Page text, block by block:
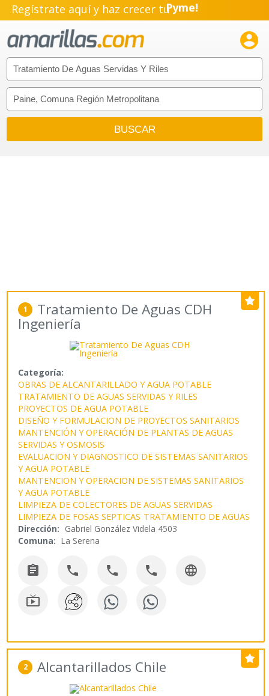
Regístrate aquí y haz crecer tuPyme!
Emprendimiento!

1 Tratamiento De Aguas CDH
Ingeniería
Categoría:
OBRAS DE ALCANTARILLADO Y AGUA POTABLE
TRATAMIENTO DE AGUAS SERVIDAS Y RILES
PROYECTOS DE AGUA POTABLE
DISEÑO Y FORMULACION DE PROYECTOS SANITARIOS
MANTENCIÓN Y OPERACIÓN DE PLANTAS DE AGUAS
SERVIDAS Y OSMOSIS
EVALUACION Y DIAGNOSTICO DE SISTEMAS SANITARIOS
Y AGUA POTABLE
MANTENCION Y OPERACION DE SISTEMAS SANITARIOS
Y AGUA POTABLE
LIMPIEZA DE COLECTORES DE AGUAS SERVIDAS
LIMPIEZA DE FOSAS SEPTICAS TRATAMIENTO DE AGUAS
Dirección: Gabriel González Videla 4503
Comuna: La Serena
    

2 Alcantarillados Chile